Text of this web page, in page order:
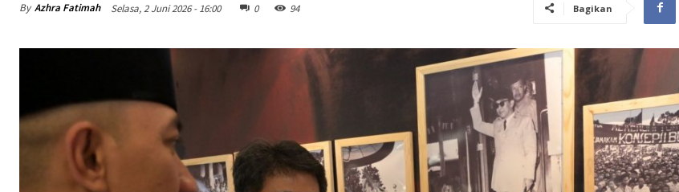
By Azhra Fatimah Selasa, 2 Juni 2026 - 16:00 0 94 Bagikan